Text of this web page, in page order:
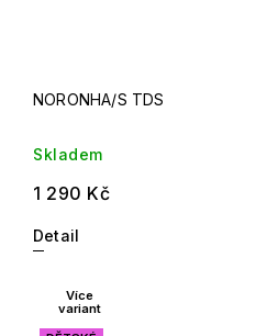
NORONHA/S TDS
Skladem
1 290 Kč
Detail
Více
variant